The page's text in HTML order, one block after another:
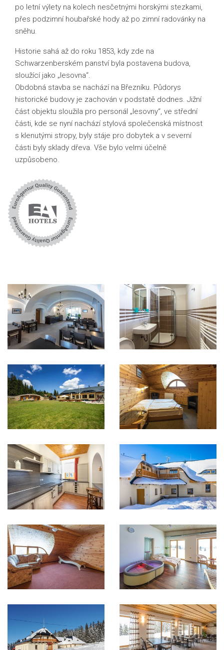
po letní výlety na kolech nesčetnými horskými stezkami,
přes podzimní houbařské hody až po zimní radovánky na
sněhu.
Historie sahá až do roku 1853, kdy zde na
Schwarzenberském panství byla postavena budova,
sloužící jako „lesovna“.
Obdobná stavba se nachází na Březníku. Půdorys
historické budovy je zachován v podstatě dodnes. Jižní
část objektu sloužila pro personál „lesovny“, ve střední
části, kde se nyní nachází stylová společenská místnost
s klenutými stropy, byly stáje pro dobytek a v severní
části byly sklady dřeva. Vše bylo velmi účelně
uzpůsobeno.